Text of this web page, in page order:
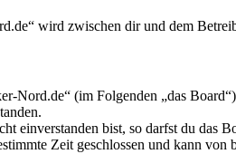
wird zwischen dir und dem
(im Folgenden „das
einverstanden bist, so darfst du das
Zeit geschlossen und kann